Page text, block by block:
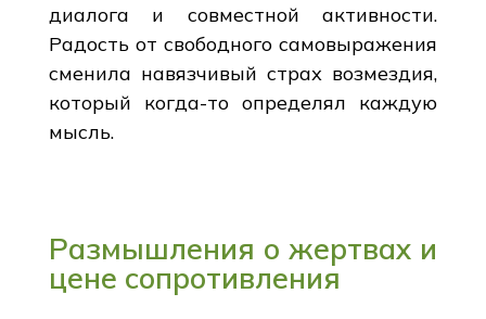
диалога и совместной активности.
Радость от свободного самовыражения
сменила навязчивый страх возмездия,
который когда-то определял каждую
мысль.
Размышления о жертвах и
цене сопротивления